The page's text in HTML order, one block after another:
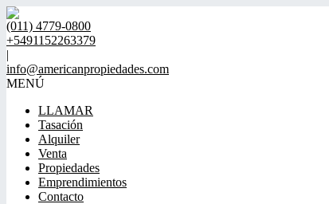
(011) 4779-0800
+5491152263379
|
info@americanpropiedades.com
MENÚ
LLAMAR
Tasación
Alquiler
Venta
Propiedades
Emprendimientos
Contacto